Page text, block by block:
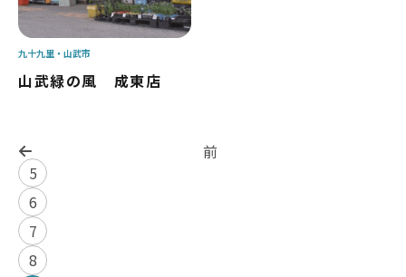
山武緑の風 成東店
九十九里 山武市
前
5
6
7
8